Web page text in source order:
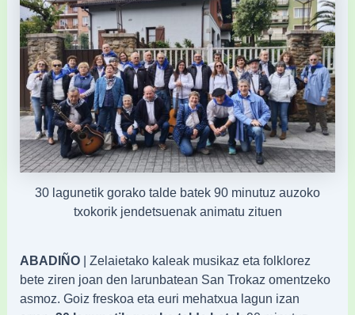
30 lagunetik gorako talde batek 90 minutuz auzoko
txokorik jendetsuenak animatu zituen
ABADIÑO | Zelaietako kaleak musikaz eta folklorez
bete ziren joan den larunbatean San Trokaz omentzeko
asmoz. Goiz freskoa eta euri mehatxua lagun izan